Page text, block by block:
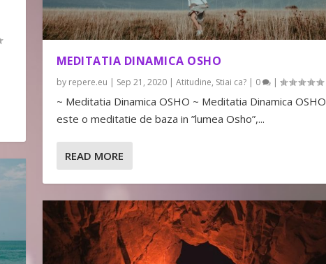
MEDITATIA DINAMICA OSHO
by repere.eu | Sep 21, 2020| Atitudine, Stiai ca?| 0 |
~ Meditatia Dinamica OSHO ~ Meditatia Dinamica OSHO
este o meditatie de baza in ”lumea Osho”,...
READ MORE